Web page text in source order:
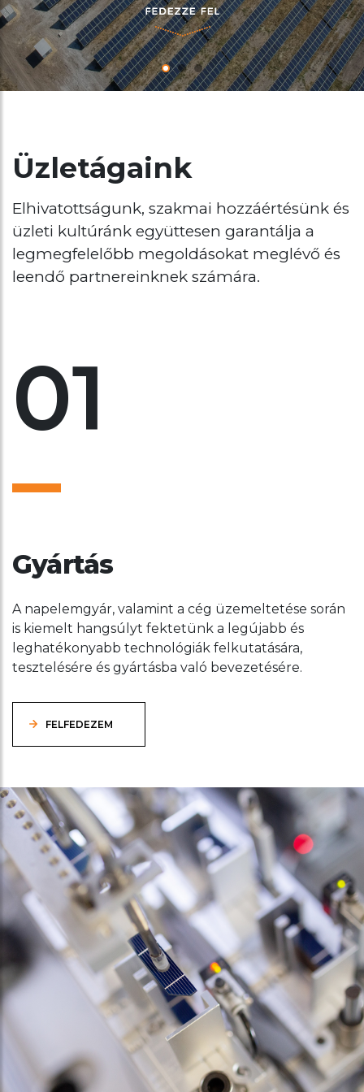
Üzletágaink
Elhivatottságunk, szakmai hozzáértésünk és
üzleti kultúránk együttesen garantálja a
legmegfelelőbb megoldásokat meglévő és
leendő partnereinknek számára.
01
Gyártás
A napelemgyár, valamint a cég üzemeltetése során
is kiemelt hangsúlyt fektetünk a legújabb és
leghatékonyabb technológiák felkutatására,
tesztelésére és gyártásba való bevezetésére.
FELFEDEZEM